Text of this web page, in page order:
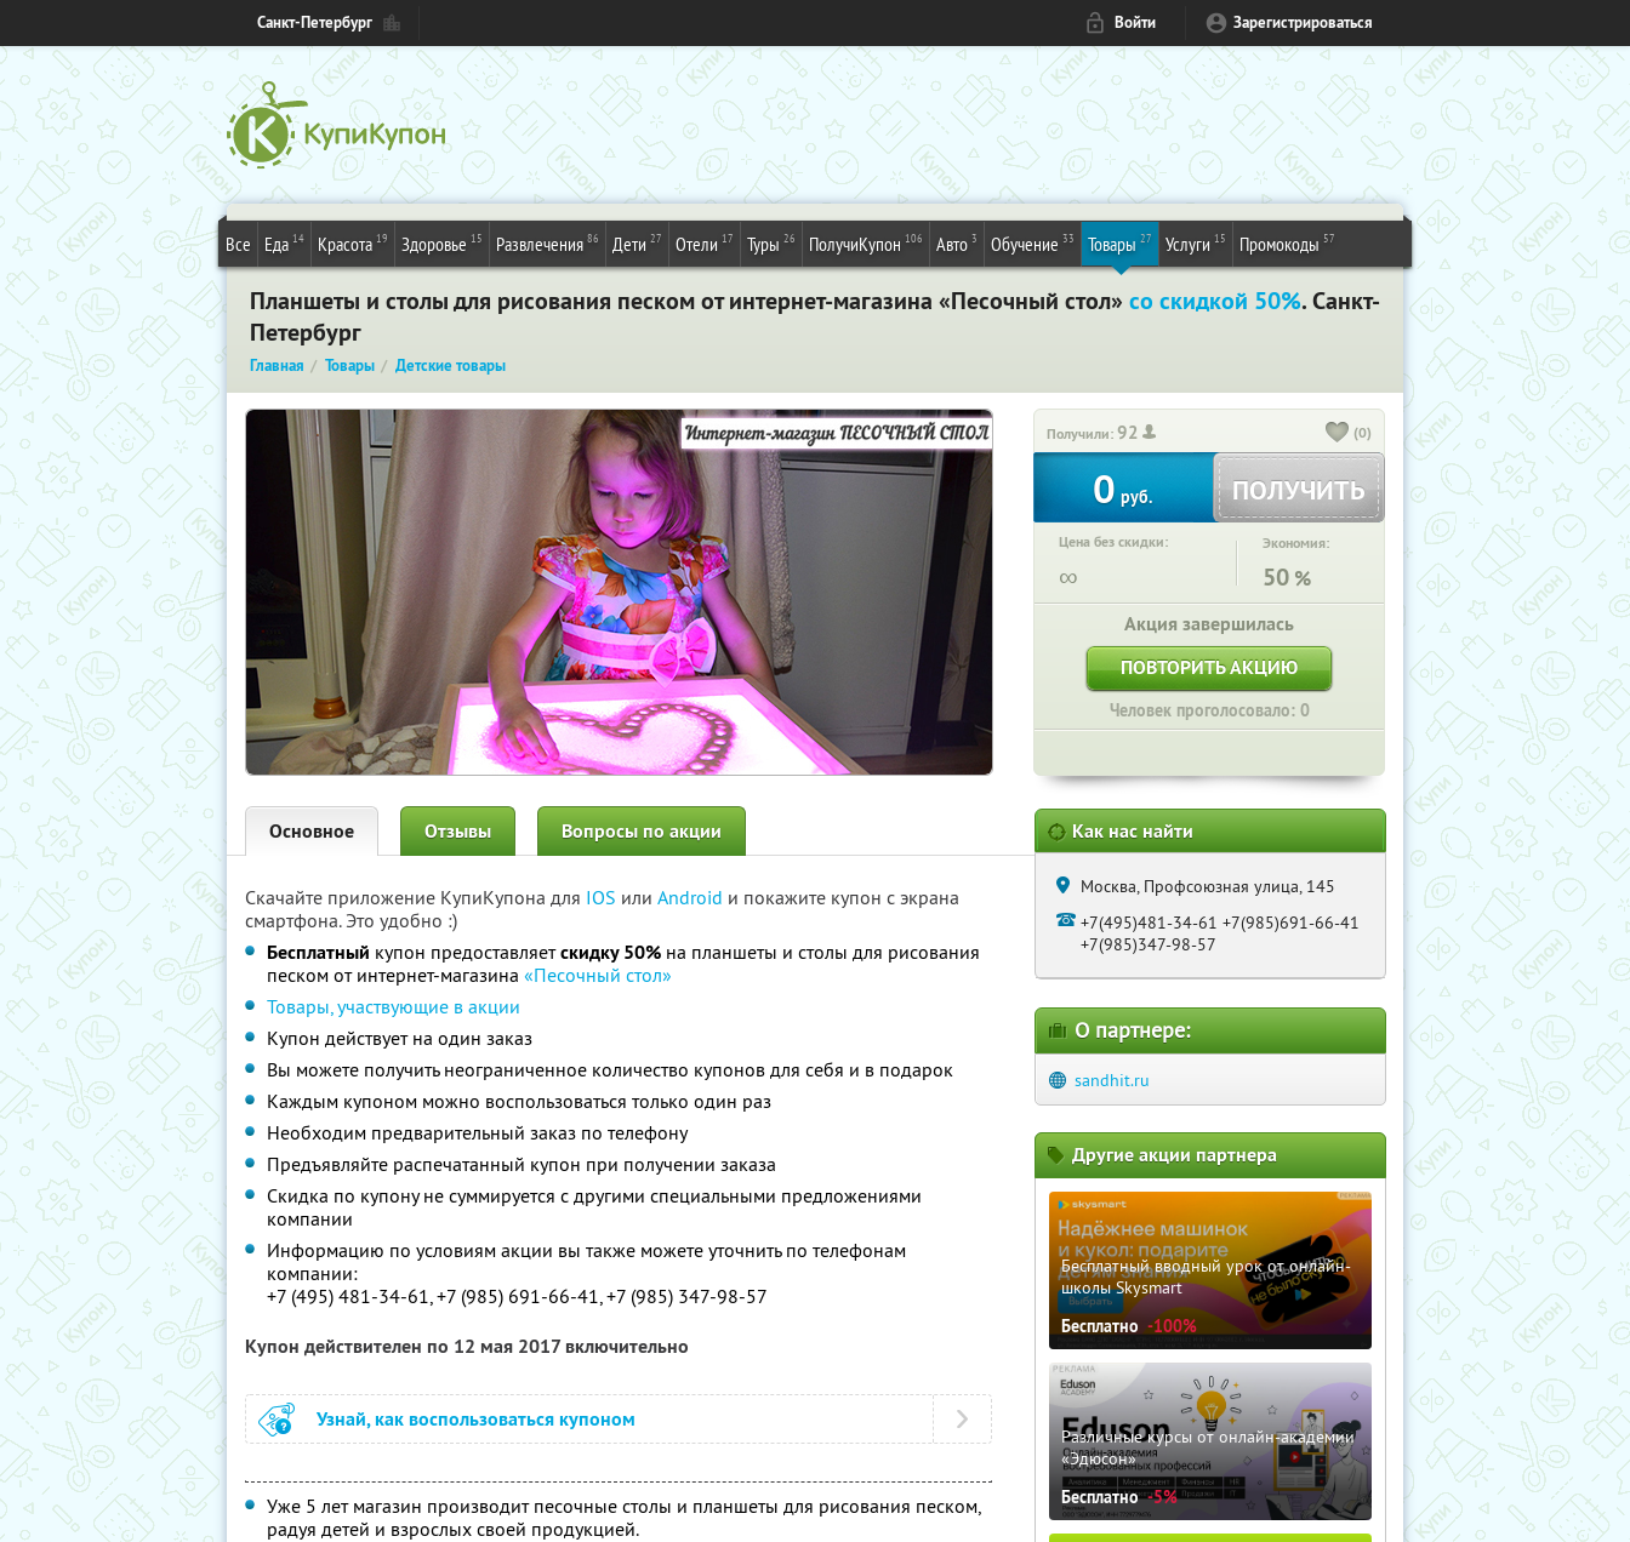
Санкт-Петербург Войти Зарегистрироваться
Все Еда 14 Красота 19 Здоровье 15 Развлечения 86 Дети 27 Отели 17 Туры 26 ПолучиКупон 106 Авто 3 Обучение 33 Товары 27 Услуги 15 Промокоды 57
Планшеты и столы для рисования песком от интернет-магазина «Песочный стол» со скидкой 50%. Санкт-
Петербург
Главная Товары Детские товары
Получили:92 (0)
0 руб. ПОЛУЧИТЬ
Цена без скидки:
∞
Экономия:
50 %
Акция завершилась
ПОВТОРИТЬ АКЦИЮ
Человек проголосовало: 0
Основное Отзывы Вопросы по акции
Скачайте приложение КупиКупона для IOS или Android и покажите купон с экрана
смартфона. Это удобно :)
Бесплатный купон предоставляетскидку 50% на планшеты и столы для рисования
песком от интернет-магазина «Песочный стол»
Товары, участвующие в акции
Купон действует на один заказ
Вы можете получить неограниченное количество купонов для себя и в подарок
Каждым купоном можно воспользоваться только один раз
Необходим предварительный заказ по телефону
Предъявляйте распечатанный купон при получении заказа
Скидка по купону не суммируется с другими специальными предложениями
компании
Информацию по условиям акции вы также можете уточнить по телефонам
компании:
+7 (495) 481-34-61, +7 (985) 691-66-41, +7 (985) 347-98-57
Купон действителен по 12 мая 2017 включительно
Узнай, как воспользоваться купоном
Уже 5 лет магазин производит песочные столы и планшеты для рисования песком,
радуя детей и взрослых своей продукцией.
Как нас найти
Москва, Профсоюзная улица, 145
+7(495)481-34-61 +7(985)691-66-41
+7(985)347-98-57
О партнере:
sandhit.ru
Другие акции партнера
Бесплатный вводный урок от онлайн-
школы Skysmart
Бесплатно -100%
Различные курсы от онлайн-академии
«Эдюсон»
Бесплатно -5%